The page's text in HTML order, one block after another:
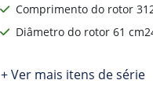
Comprimento do rotor
Diâmetro do rotor 61
+ Ver mais itens de série